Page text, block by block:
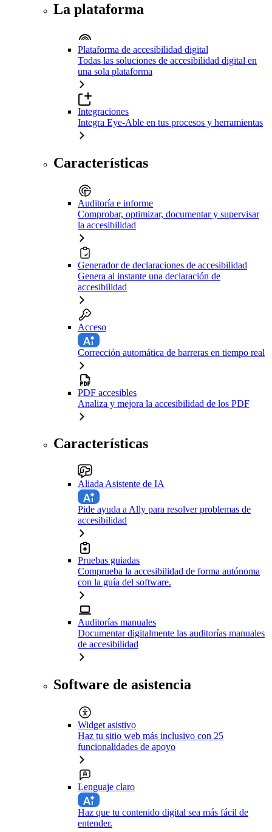
La plataforma
Plataforma de accesibilidad digital
Todas las soluciones de accesibilidad digital en
una sola plataforma
Integraciones
Integra Eye-Able en tus procesos y herramientas
Características
Auditoría e informe
Comprobar, optimizar, documentar y supervisar
la accesibilidad
Generador de declaraciones de accesibilidad
Genera al instante una declaración de
accesibilidad
Acceso
Corrección automática de barreras en tiempo real
PDF accesibles
Analiza y mejora la accesibilidad de los PDF
Características
Aliada Asistente de IA
Pide ayuda a Ally para resolver problemas de
accesibilidad
Pruebas guiadas
Comprueba la accesibilidad de forma autónoma
con la guía del software.
Auditorías manuales
Documentar digitalmente las auditorías manuales
de accesibilidad
Software de asistencia
Widget asistivo
Haz tu sitio web más inclusivo con 25
funcionalidades de apoyo
Lenguaje claro
Haz que tu contenido digital sea más fácil de
entender.